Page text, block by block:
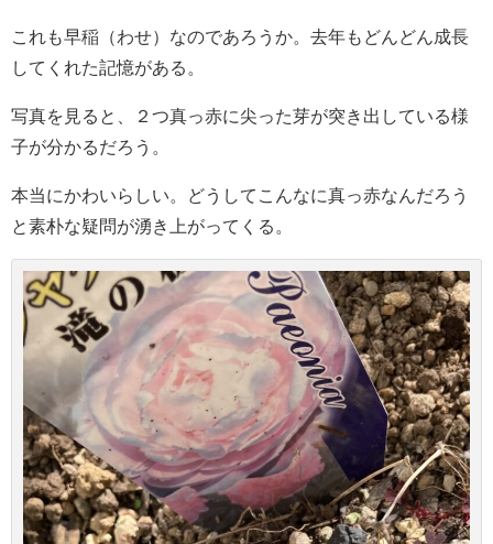
これも早稲（わせ）なのであろうか。去年もどんどん成長
してくれた記憶がある。
写真を見ると、２つ真っ赤に尖った芽が突き出している様
子が分かるだろう。
本当にかわいらしい。どうしてこんなに真っ赤なんだろう
と素朴な疑問が湧き上がってくる。